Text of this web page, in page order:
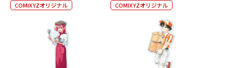
COMIXYZオリジナル COMIXYZオリジナル